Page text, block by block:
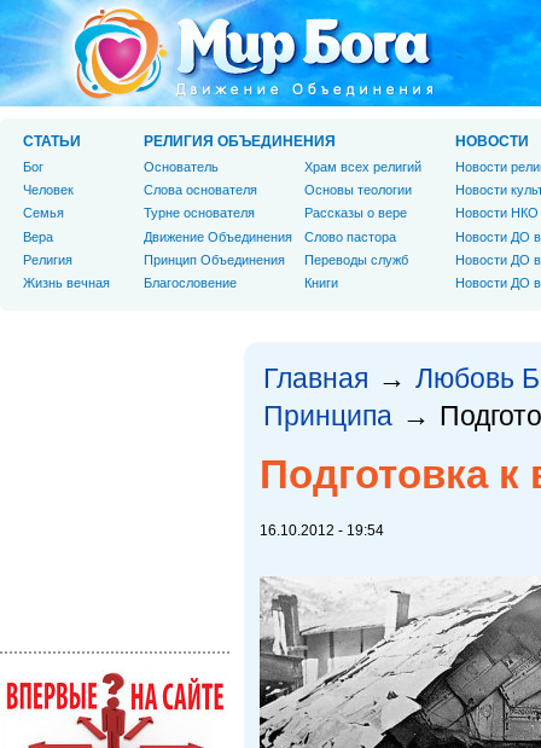
Главная → Любовь
Принципа →
Подготовка к
16.10.2012 - 19:54
СТАТЬИ
Бог
Человек
Cемья
Вера
Религия
Жизнь вечная
РЕЛИГИЯ ОБЪЕДИНЕНИЯ
Основатель
Слова основателя
Турне основателя
Движение Объединения
Принцип Объединения
Благословение
Храм всех религий
Основы теологии
Рассказы о вере
Слово пастора
Переводы служб
Книги
НОВОСТИ
Новости
Новости
Новости НКО
Новости ДО
Новости ДО
Новости ДО